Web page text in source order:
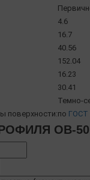
4.6
16.7
40.56
152.04
16.23
30.41
Темно-
поверхности:по ГОСТ
OB-